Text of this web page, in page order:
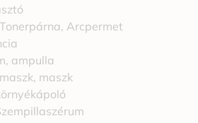
Arcpermet
ampulla
maszk